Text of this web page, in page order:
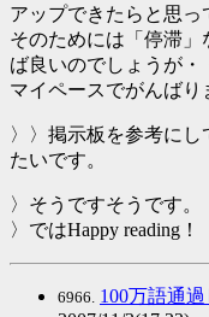
アップできたらと思っ
そのためには「停滞
ば良いのでしょうが・
マイペースでがんばり
〉〉掲示板を参考に
たいです。
〉そうですそうです。
〉ではHappy reading！
6966. 100万語通過